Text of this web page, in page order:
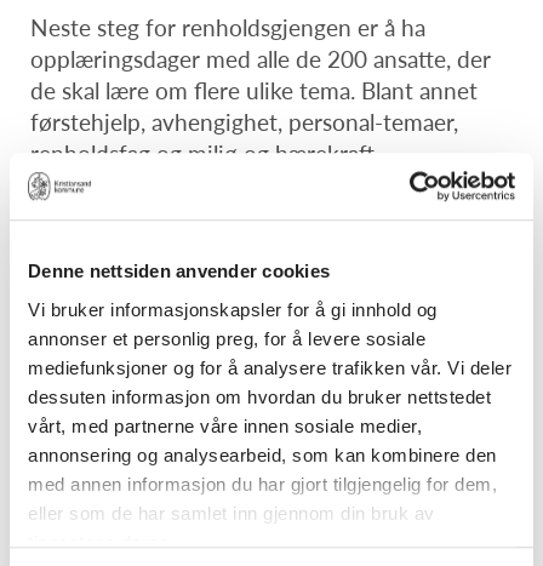
Denne nettsiden anvender cookies
Vi bruker informasjonskapsler for å gi innhold og
annonser et personlig preg, for å levere sosiale
mediefunksjoner og for å analysere trafikken vår. Vi deler
dessuten informasjon om hvordan du bruker nettstedet
vårt, med partnerne våre innen sosiale medier,
annonsering og analysearbeid, som kan kombinere den
med annen informasjon du har gjort tilgjengelig for dem,
eller som de har samlet inn gjennom din bruk av
Neste steg for renholdsgjengen er å ha
opplæringsdager med alle de 200 ansatte, der
de skal lære om flere ulike tema. Blant annet
førstehjelp, avhengighet, personal-temaer,
renholdsfag og miljø og bærekraft.